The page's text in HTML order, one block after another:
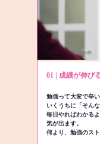
01 | 成績が伸び
勉強って大変で辛
いくうちに「そん
毎日やればわかる
気が出ます。
何より、勉強のス